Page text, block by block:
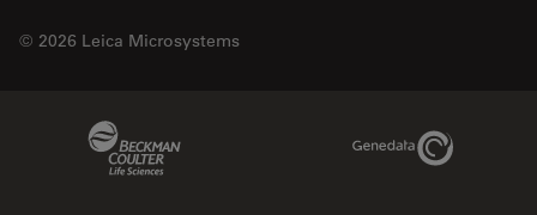
© 2026 Leica Microsystems
Genedata Link